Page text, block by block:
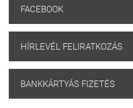
FACEBOOK
HÍRLEVÉL FELIRATKOZÁS
BANKKÁRTYÁS FIZETÉS